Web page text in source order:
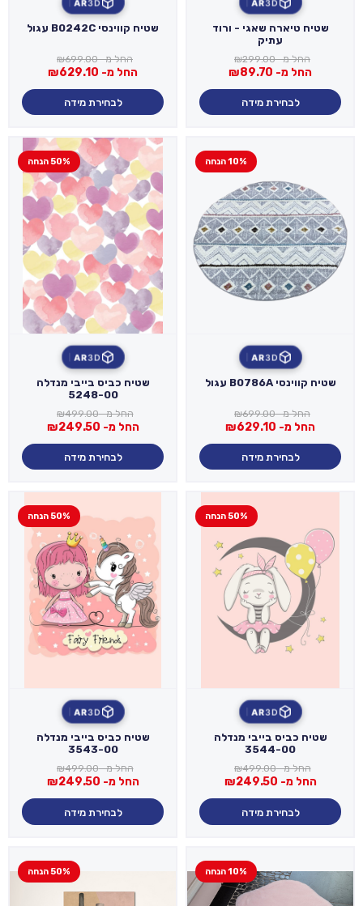
3D
AR
שטיח טיארה שאגי - ורוד
עתיק
החל מ- ₪299.00
החל מ- ₪89.70
לבחירת מידה
3D
AR
שטיח קווינסי B0242C עגול
החל מ- ₪699.00
החל מ- ₪629.10
לבחירת מידה
10% הנחה
3D
AR
שטיח קווינסי B0786A עגול
החל מ- ₪699.00
החל מ- ₪629.10
לבחירת מידה
50% הנחה
3D
AR
שטיח כביס בייבי מנדלה
5248-00
החל מ- ₪499.00
החל מ- ₪249.50
לבחירת מידה
50% הנחה
3D
AR
שטיח כביס בייבי מנדלה
3544-00
החל מ- ₪499.00
החל מ- ₪249.50
לבחירת מידה
50% הנחה
3D
AR
שטיח כביס בייבי מנדלה
3543-00
החל מ- ₪499.00
החל מ- ₪249.50
לבחירת מידה
10% הנחה 50% הנחה